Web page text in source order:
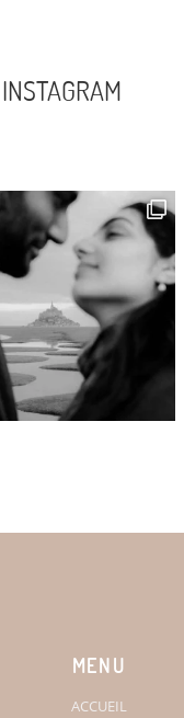
MENU
ACCUEIL